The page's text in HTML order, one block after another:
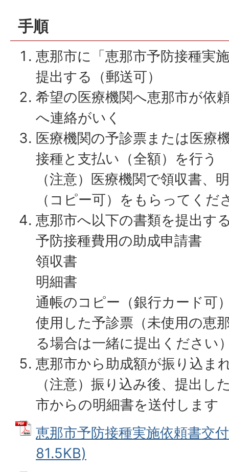
手順
恵那市に「恵那市予防接種実
提出する（郵送可）
希望の医療機関へ恵那市が依
へ連絡がいく
医療機関の予診票または医療
接種と支払い（全額）を行う
（注意）医療機関で領収書、
（コピー可）をもらってくだ
恵那市へ以下の書類を提出す
予防接種費用の助成申請書
領収書
明細書
通帳のコピー（銀行カード可
使用した予診票（未使用の恵
る場合は一緒に提出ください
恵那市から助成額が振り込ま
（注意）振り込み後、提出し
市からの明細書を送付します
恵那市予防接種実施依頼書交
81.5KB)